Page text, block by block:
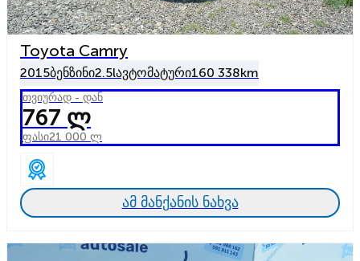
Toyota Camry
2015ბენზინი2.5lავტომატური160 338km
თვიურად - დან
767 ლ
ფასი21 000 ლ
ამ მანქანის ნახვა